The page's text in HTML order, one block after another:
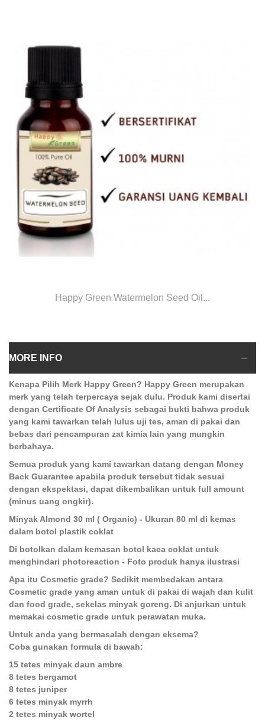
Happy Green Watermelon Seed Oil...
MORE INFO
Kenapa Pilih Merk Happy Green? Happy Green merupakan
merk yang telah terpercaya sejak dulu. Produk kami disertai
dengan Certificate Of Analysis sebagai bukti bahwa produk
yang kami tawarkan telah lulus uji tes, aman di pakai dan
bebas dari pencampuran zat kimia lain yang mungkin
berbahaya.
Semua produk yang kami tawarkan datang dengan Money
Back Guarantee apabila produk tersebut tidak sesuai
dengan ekspektasi, dapat dikembalikan untuk full amount
(minus uang ongkir).
Minyak Almond 30 ml ( Organic) - Ukuran 80 ml di kemas
dalam botol plastik coklat
Di botolkan dalam kemasan botol kaca coklat untuk
menghindari photoreaction - Foto produk hanya ilustrasi
Apa itu Cosmetic grade? Sedikit membedakan antara
Cosmetic grade yang aman untuk di pakai di wajah dan kulit
dan food grade, sekelas minyak goreng. Di anjurkan untuk
memakai cosmetic grade untuk perawatan muka.
Untuk anda yang bermasalah dengan eksema?
Coba gunakan formula di bawah:
15 tetes minyak daun ambre
8 tetes bergamot
8 tetes juniper
6 tetes minyak myrrh
2 tetes minyak wortel